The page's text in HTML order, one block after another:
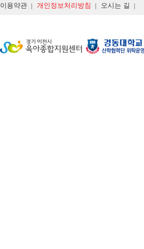
이용약관 개인정보처리방침 오시는 길